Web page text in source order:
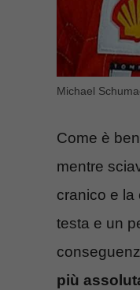
Michael
Come è
mentre
cranico e la
testa e un
più